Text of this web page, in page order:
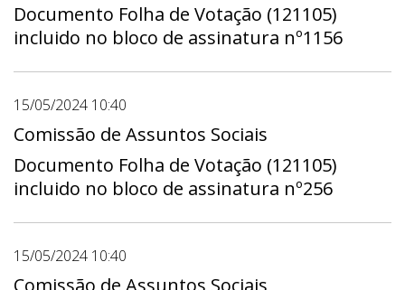
Documento Folha de Votação (121105)
incluido no bloco de assinatura nº1156
15/05/2024 10:40
Comissão de Assuntos Sociais
Documento Folha de Votação (121105)
incluido no bloco de assinatura nº256
15/05/2024 10:40
Comissão de Assuntos Sociais